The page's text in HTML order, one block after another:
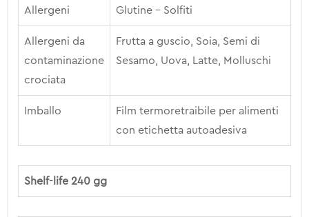
Allergeni Glutine – Solfiti
Allergeni da
contaminazione
crociata
Frutta a guscio, Soia, Semi di
Sesamo, Uova, Latte, Molluschi
Imballo
Film termoretraibile per alimenti
con etichetta autoadesiva
Shelf-life 240 gg